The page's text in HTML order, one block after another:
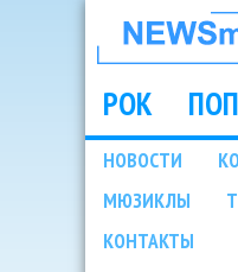
МУЗЫКИ
ШОУ
Main
РОК ПОП
НОВОСТИ
МЮЗИКЛЫ
КОНТАКТЫ